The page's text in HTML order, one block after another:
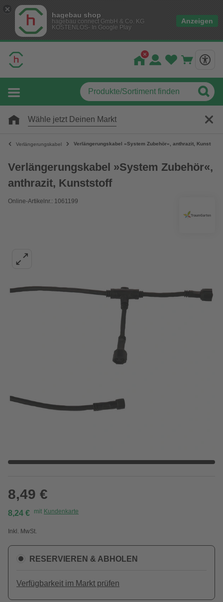
hagebau shop
hagebau connect GmbH & Co. KG
KOSTENLOS- In Google Play
Anzeigen
Wähle jetzt Deinen Markt
Verlängerungskabel Verlängerungskabel »System Zubehör«, anthrazit, Kunststoff
Verlängerungskabel »System Zubehör«,
anthrazit, Kunststoff
Online-Artikelnr.: 1061199
8,49 €
8,24 € mit Kundenkarte
Inkl. MwSt.
RESERVIEREN & ABHOLEN
Verfügbarkeit im Markt prüfen